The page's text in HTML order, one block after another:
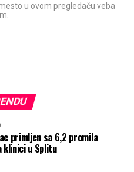
u ovom pregledaču veba
primljen sa 6,2 promila
klinici u Splitu